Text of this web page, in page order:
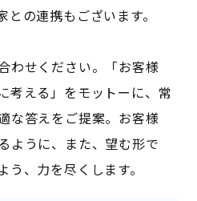
の連携もございます。
わせください。「お客様
考える」をモットーに、常
な答えをご提案。お客様
ように、また、望む形で
、力を尽くします。